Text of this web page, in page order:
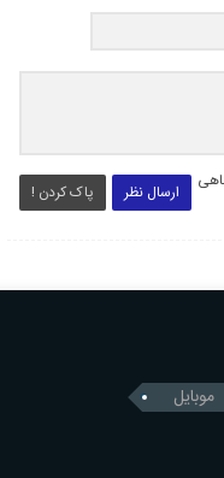
ارسال نظر پاک کردن !
موبایل